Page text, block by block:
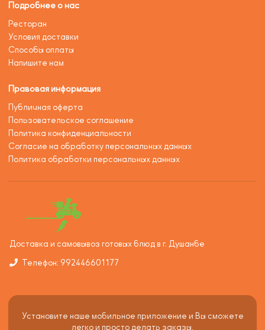
Подробнее о нас
Ресторан
Условия доставки
Способы оплаты
Напишите нам
Правовая информация
Публичная оферта
Пользовательское соглашение
Политика конфиденциальности
Согласие на обработку персональных данных
Политика обработки персональных данных
Доставка и самовывоз готовых блюд в г. Душанбе
Телефон: 992446601177
Установите наше мобильное приложение и Вы сможете
легко и просто делать заказы.